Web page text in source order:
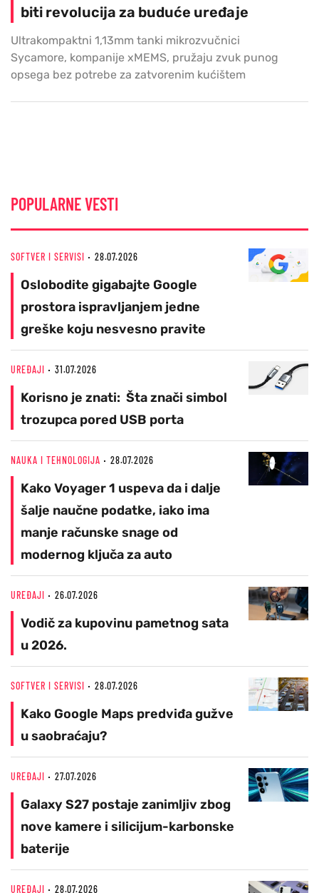
biti revolucija za buduće uređaje
Ultrakompaktni 1,13mm tanki mikrozvučnici
Sycamore, kompanije xMEMS, pružaju zvuk punog
opsega bez potrebe za zatvorenim kućištem
POPULARNE VESTI
SOFTVER I SERVISI 28.07.2026
Oslobodite gigabajte Google
prostora ispravljanjem jedne
greške koju nesvesno pravite
UREĐAJI 31.07.2026
Korisno je znati: Šta znači simbol
trozupca pored USB porta
NAUKA I TEHNOLOGIJA 28.07.2026
Kako Voyager 1 uspeva da i dalje
šalje naučne podatke, iako ima
manje računske snage od
modernog ključa za auto
UREĐAJI 26.07.2026
Vodič za kupovinu pametnog sata
u 2026.
SOFTVER I SERVISI 28.07.2026
Kako Google Maps predviđa gužve
u saobraćaju?
UREĐAJI 27.07.2026
Galaxy S27 postaje zanimljiv zbog
nove kamere i silicijum-karbonske
baterije
UREĐAJI 28.07.2026